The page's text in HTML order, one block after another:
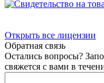
Открыть все лицензии
Обратная связь
Остались вопросы?
свяжется с вами в